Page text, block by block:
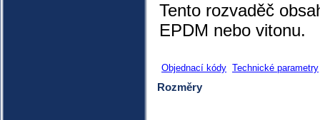
Tento rozvaděč
EPDM nebo vitonu.
Objednací kódy Technické parametry
Rozměry